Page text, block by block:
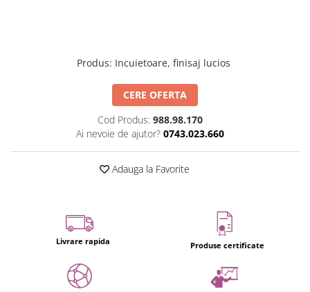
Maner broasca usa sticla
Amortizoare cu brat/sina
Profile perimetrale
Profile U
Usi glisante automate
Componente usi glisante manuale
Usi glisant-telescopice
Produs: Incuietoare, finisaj lucios
CERE OFERTA
Cod Produs: 988.98.170
Ai nevoie de ajutor? 0743.023.660
Adauga la Favorite
Livrare rapida Produse certificate